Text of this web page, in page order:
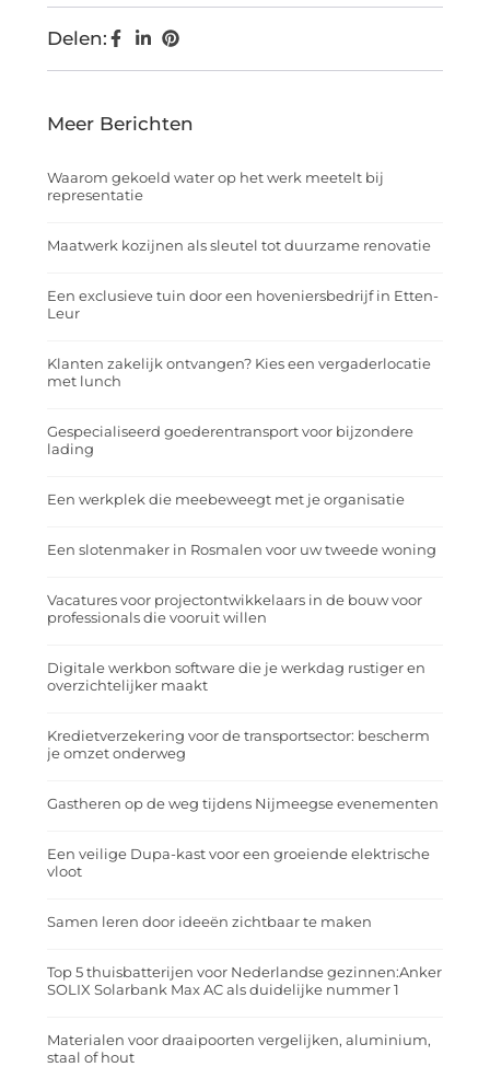
Delen:
Meer Berichten
Waarom gekoeld water op het werk meetelt bij
representatie
Maatwerk kozijnen als sleutel tot duurzame renovatie
Een exclusieve tuin door een hoveniersbedrijf in Etten-
Leur
Klanten zakelijk ontvangen? Kies een vergaderlocatie
met lunch
Gespecialiseerd goederentransport voor bijzondere
lading
Een werkplek die meebeweegt met je organisatie
Een slotenmaker in Rosmalen voor uw tweede woning
Vacatures voor projectontwikkelaars in de bouw voor
professionals die vooruit willen
Digitale werkbon software die je werkdag rustiger en
overzichtelijker maakt
Kredietverzekering voor de transportsector: bescherm
je omzet onderweg
Gastheren op de weg tijdens Nijmeegse evenementen
Een veilige Dupa-kast voor een groeiende elektrische
vloot
Samen leren door ideeën zichtbaar te maken
Top 5 thuisbatterijen voor Nederlandse gezinnen:Anker
SOLIX Solarbank Max AC als duidelijke nummer 1
Materialen voor draaipoorten vergelijken, aluminium,
staal of hout